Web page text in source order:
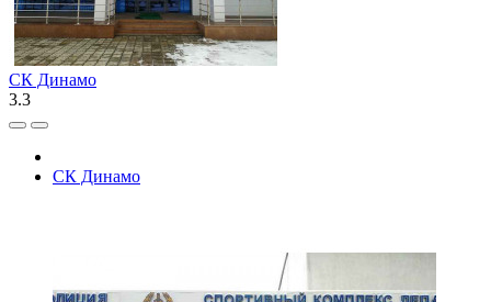
СК Динамо
3.3
СК Динамо